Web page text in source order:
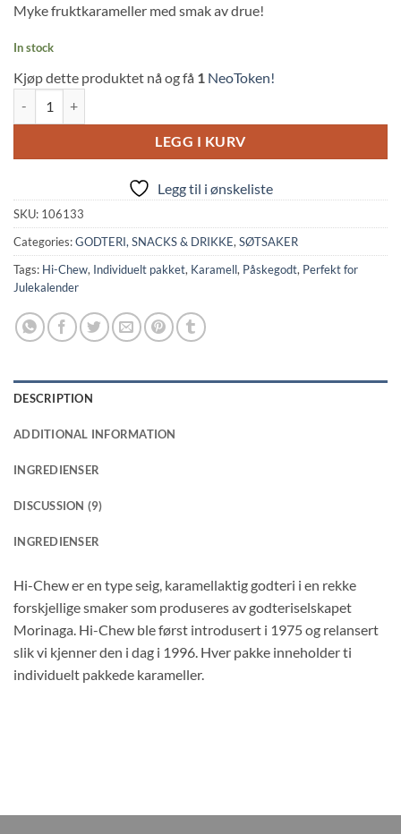
customer
Myke fruktkarameller med smak av drue!
In stock
Kjøp dette produktet nå og få 1 NeoToken!
LEGG I KURV
Legg til i ønskeliste
SKU: 106133
Categories:GODTERI, SNACKS & DRIKKE,SØTSAKER
Tags: Hi-Chew, Individuelt pakket, Karamell, Påskegodt, Perfekt for
Julekalender
DESCRIPTION
ADDITIONAL INFORMATION
INGREDIENSER
DISCUSSION (9)
INGREDIENSER
Hi-Chew er en type seig, karamellaktig godteri i en rekke
forskjellige smaker som produseres av godteriselskapet
Morinaga. Hi-Chew ble først introdusert i 1975 og relansert
slik vi kjenner den i dag i 1996. Hver pakke inneholder ti
individuelt pakkede karameller.